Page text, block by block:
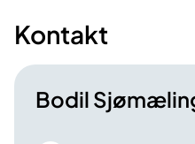
Kontakt
Bodil